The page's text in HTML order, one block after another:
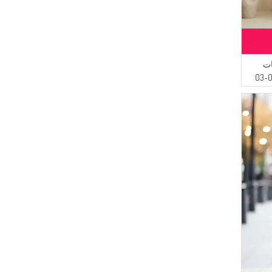
بأكمام مطاطية 0552-03